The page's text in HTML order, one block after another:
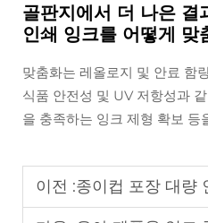
골판지에서 더 나은 결
인쇄 잉크를 어떻게 맞
맞춤화는 레올로지 및 안료 함
식품 안전성 및 UV 저항성과
을 충족하는 잉크 제형 확보 등
이전 :종이컵 포장 대량 인쇄에 적